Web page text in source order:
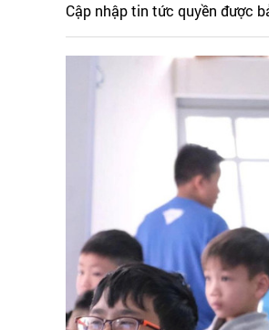
Cập nhập tin tức quyền được